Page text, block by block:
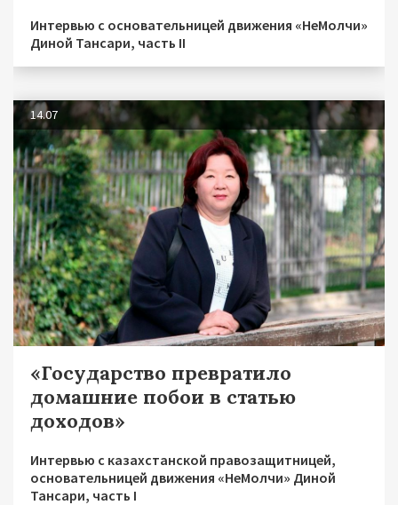
Интервью с основательницей движения «НеМолчи»
Диной Тансари, часть II
14.07
«Государство превратило
домашние побои в статью
доходов»
Интервью с казахстанской правозащитницей,
основательницей движения «НеМолчи» Диной
Тансари, часть I